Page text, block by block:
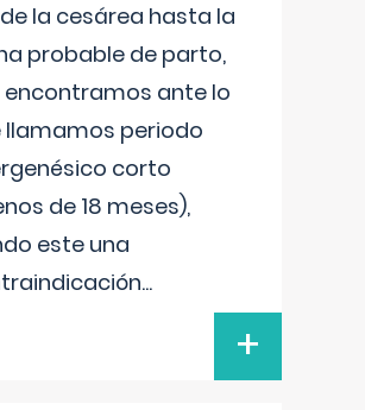
la cesárea hasta la
probable de parto,
encontramos ante lo
llamamos periodo
corto
de 18 meses),
este una
...
+